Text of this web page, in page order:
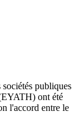
publiques
ont été
l'accord entre le